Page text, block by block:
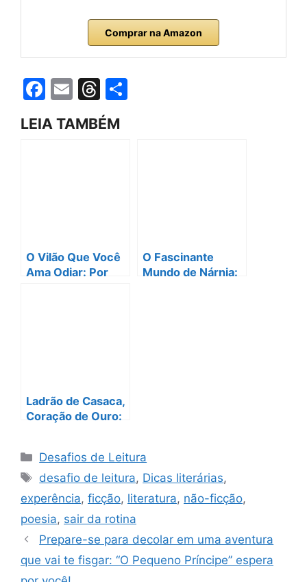
Comprar na Amazon
F
a
c
E
m
ai
T
hr
e
LEIA TAMBÉM
O Vilão Que Você
Ama Odiar: Por
O Fascinante
Mundo de Nárnia:
Ladrão de Casaca,
Coração de Ouro:
Imbatível!
Categorias
Desafios de Leitura
Tags
desafio de leitura, Dicas literárias,
experência, ficção, literatura, não-ficção,
poesia, sair da rotina
Prepare-se para decolar em uma aventura
que vai te fisgar: “O Pequeno Príncipe” espera